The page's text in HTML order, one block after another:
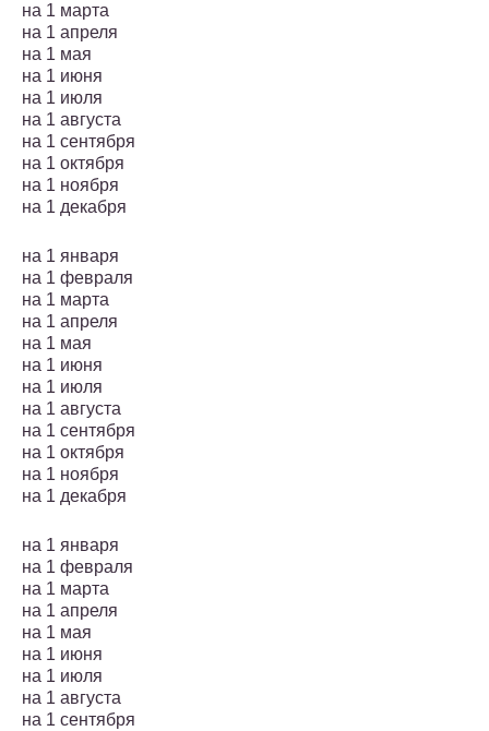
на 1 марта
на 1 апреля
на 1 мая
на 1 июня
на 1 июля
на 1 августа
на 1 сентября
на 1 октября
на 1 ноября
на 1 декабря
на 1 января
на 1 февраля
на 1 марта
на 1 апреля
на 1 мая
на 1 июня
на 1 июля
на 1 августа
на 1 сентября
на 1 октября
на 1 ноября
на 1 декабря
на 1 января
на 1 февраля
на 1 марта
на 1 апреля
на 1 мая
на 1 июня
на 1 июля
на 1 августа
на 1 сентября